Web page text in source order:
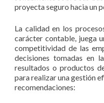
proyecta seguro hacia un
La calidad en los
carácter contable, juega
competitividad de las
decisiones tomadas en
resultados o productos
para realizar una gestión
recomendaciones: